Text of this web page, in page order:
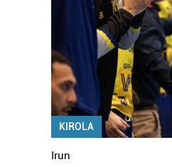
KIROLA
Irun